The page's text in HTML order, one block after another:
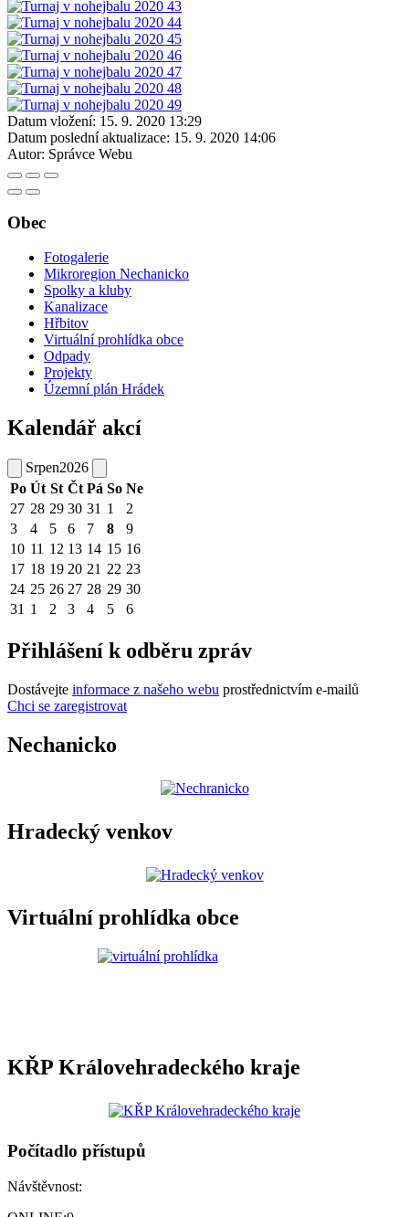
Datum vložení: 15. 9. 2020 13:29
Datum poslední aktualizace: 15. 9. 2020 14:06
Autor: Správce Webu
Obec
Fotogalerie
Mikroregion Nechanicko
Spolky a kluby
Kanalizace
Hřbitov
Virtuální prohlídka obce
Odpady
Projekty
Územní plán Hrádek
Kalendář akcí
Srpen2026
Po Út St Čt Pá So Ne
27 28 29 30 31 1
2
3
4 5 6 7 8
9
10 11 12 13 14 15 16
17 18 19 20 21 22 23
24 25 26 27 28 29 30
31 1 2 3 4 5 6
Přihlášení k odběru zpráv
Dostávejte informace z našeho webu prostřednictvím e-mailů
Chci se zaregistrovat
Nechanicko
Hradecký venkov
Virtuální prohlídka obce
KŘP Královehradeckého kraje
Počítadlo přístupů
Návštěvnost: